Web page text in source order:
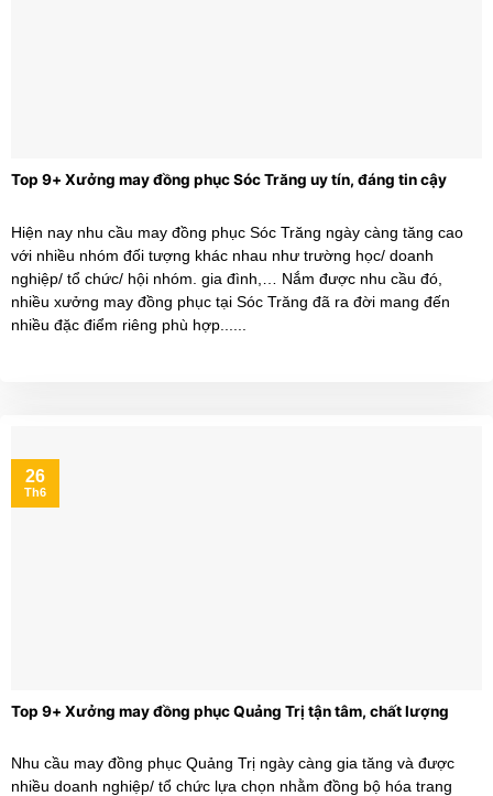
Top 9+ Xưởng may đồng phục Sóc Trăng uy tín, đáng tin cậy
Hiện nay nhu cầu may đồng phục Sóc Trăng ngày càng tăng cao
với nhiều nhóm đối tượng khác nhau như trường học/ doanh
nghiệp/ tổ chức/ hội nhóm. gia đình,… Nắm được nhu cầu đó,
nhiều xưởng may đồng phục tại Sóc Trăng đã ra đời mang đến
nhiều đặc điểm riêng phù hợp......
Top 9+ Xưởng may đồng phục Quảng Trị tận tâm, chất lượng
Nhu cầu may đồng phục Quảng Trị ngày càng gia tăng và được
nhiều doanh nghiệp/ tổ chức lựa chọn nhằm đồng bộ hóa trang
26
Th6